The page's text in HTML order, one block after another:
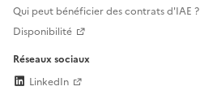
Qui peut bénéficier des contrats d'IAE ?
Disponibilité
Réseaux sociaux
LinkedIn